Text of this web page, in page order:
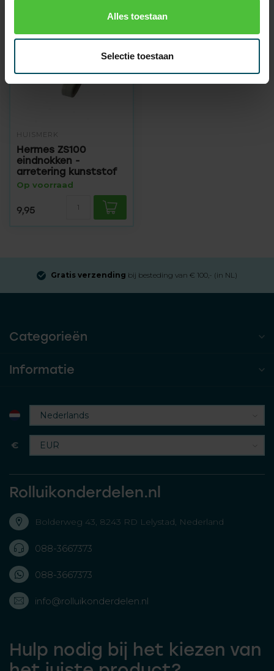
Alles toestaan
Selectie toestaan
HUISMERK
Hermes ZS100
eindnokken -
arretering kunststof
Op voorraad
9,95
Gratis verzending bij besteding van € 100,- (in NL)
Categorieën
Informatie
€
Rolluikonderdelen.nl
Bolderweg 43, 8243 RD Lelystad, Nederland
088-3667373
088-3667373
info@rolluikonderdelen.nl
Hulp nodig bij het kiezen van